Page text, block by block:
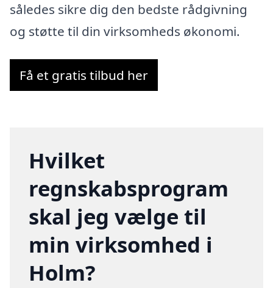
således sikre dig den bedste rådgivning
og støtte til din virksomheds økonomi.
Få et gratis tilbud her
Hvilket
regnskabsprogram
skal jeg vælge til
min virksomhed i
Holm?